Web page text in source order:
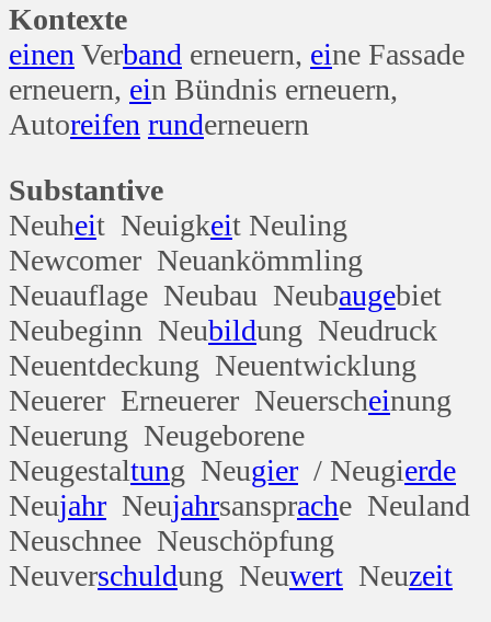
Kontexte
einen Verband erneuern, eine Fassade
erneuern, ein Bündnis erneuern,
Autoreifen runderneuern
Substantive
Neuheit Neuigkeit Neuling
Newcomer Neuankömmling
Neuauflage Neubau Neubaugebiet
Neubeginn Neubildung Neudruck
Neuentdeckung Neuentwicklung
Neuerer Erneuerer Neuerscheinung
Neuerung Neugeborene
Neugestaltung Neugier / Neugierde
Neujahr Neujahrsansprache Neuland
Neuschnee Neuschöpfung
Neuverschuldung Neuwert Neuzeit